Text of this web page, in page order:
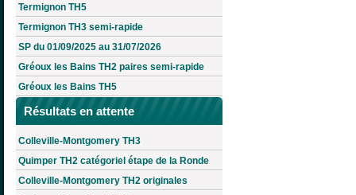
Termignon TH5
Termignon TH3 semi-rapide
SP du 01/09/2025 au 31/07/2026
Gréoux les Bains TH2 paires semi-rapide
Gréoux les Bains TH5
Résultats en attente
Colleville-Montgomery TH3
Quimper TH2 catégoriel étape de la Ronde
Colleville-Montgomery TH2 originales